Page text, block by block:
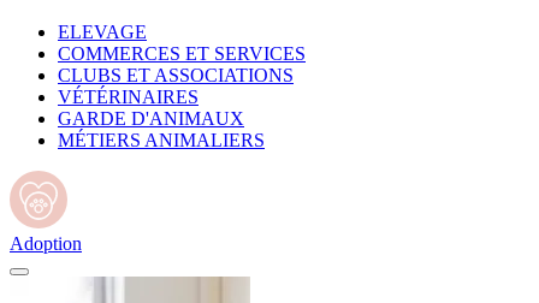
ELEVAGE
COMMERCES ET SERVICES
CLUBS ET ASSOCIATIONS
VÉTÉRINAIRES
GARDE D'ANIMAUX
MÉTIERS ANIMALIERS
Adoption